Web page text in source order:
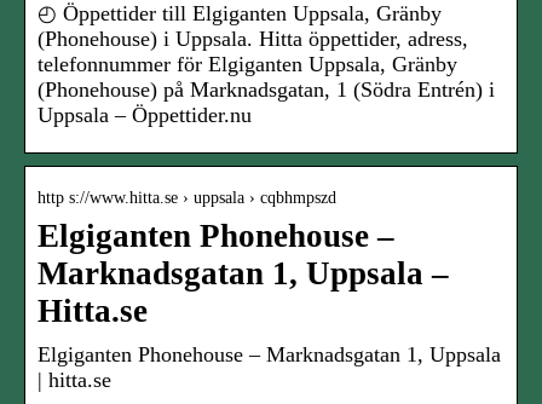
◴ Öppettider till Elgiganten Uppsala, Gränby
(Phonehouse) i Uppsala. Hitta öppettider, adress,
telefonnummer för Elgiganten Uppsala, Gränby
(Phonehouse) på Marknadsgatan, 1 (Södra Entrén) i
Uppsala – Öppettider.nu
http s://www.hitta.se › uppsala › cqbhmpszd
Elgiganten Phonehouse –
Marknadsgatan 1, Uppsala –
Hitta.se
Elgiganten Phonehouse – Marknadsgatan 1, Uppsala
| hitta.se